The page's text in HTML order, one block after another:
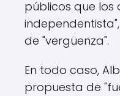
públicos que los
de "vergüenza".
En todo caso,
propuesta de